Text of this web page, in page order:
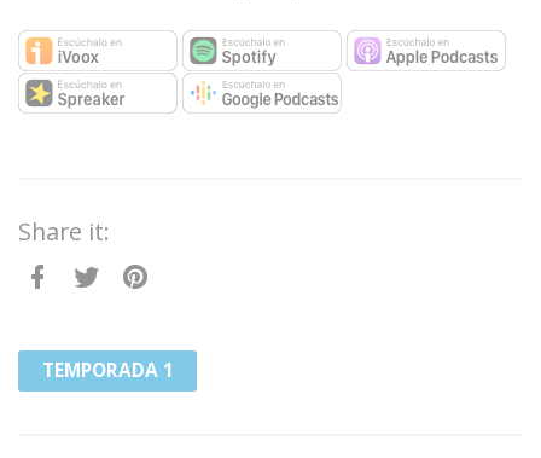
Share it:
TEMPORADA 1